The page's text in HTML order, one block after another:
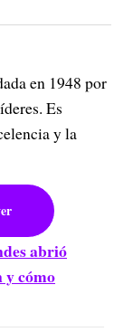
en 1948 por
Es
y la
abrió
y cómo